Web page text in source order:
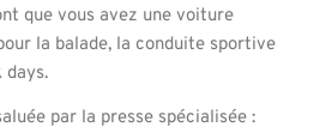
que vous avez une voiture
la balade, la conduite sportive
days.
par la presse spécialisée :